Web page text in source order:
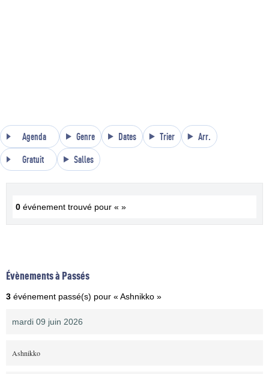
Agenda Genre Dates Trier Arr.
Gratuit Salles
0 événement trouvé pour « »
Évènements à Passés
3 événement passé(s) pour « Ashnikko »
mardi 09 juin 2026
Ashnikko